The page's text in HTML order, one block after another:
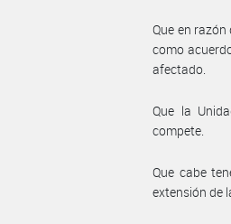
Que en
como
afectado.
Que la
compete.
Que cabe
extensión de